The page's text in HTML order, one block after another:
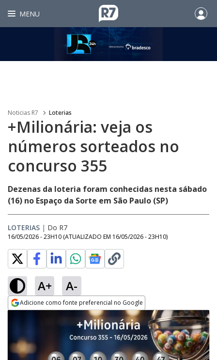
MENU
Noticias R7 Loterias
+Milionária: veja os
números sorteados no
concurso 355
Dezenas da loteria foram conhecidas nesta sábado
(16) no Espaço da Sorte em São Paulo (SP)
LOTERIAS | Do R7
16/05/2026 - 23H10 (ATUALIZADO EM 16/05/2026 - 23H10)
A+ A-
Adicione como fonte preferencial no Google
Opens in new window